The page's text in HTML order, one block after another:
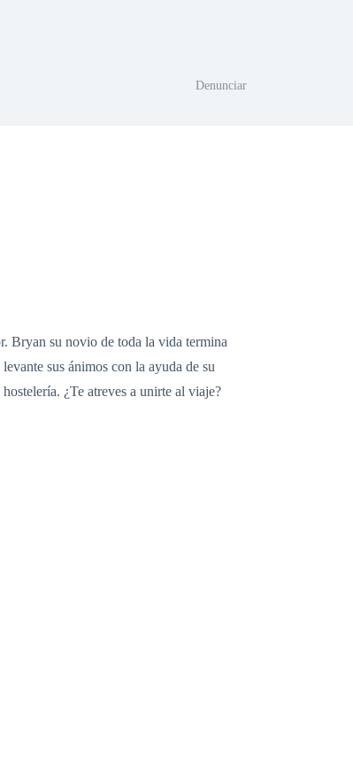
Denunciar
Bryan su novio de toda la vida termina
sus ánimos con la ayuda de su
¿Te atreves a unirte al viaje?